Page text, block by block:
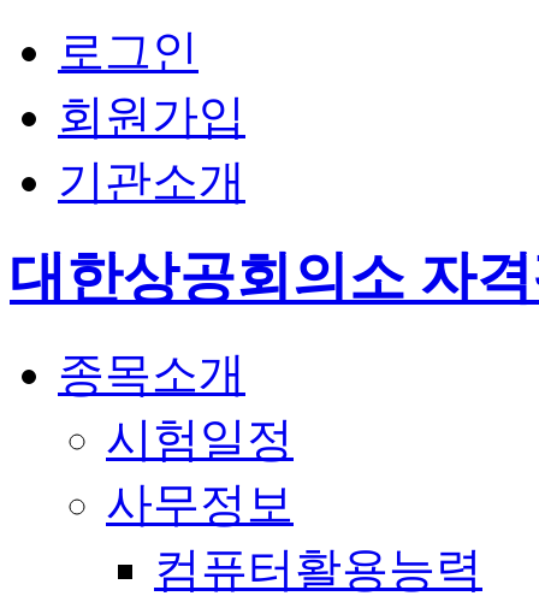
로그인
회원가입
기관소개
대한상공회의소 자
종목소개
시험일정
사무정보
컴퓨터활용능력